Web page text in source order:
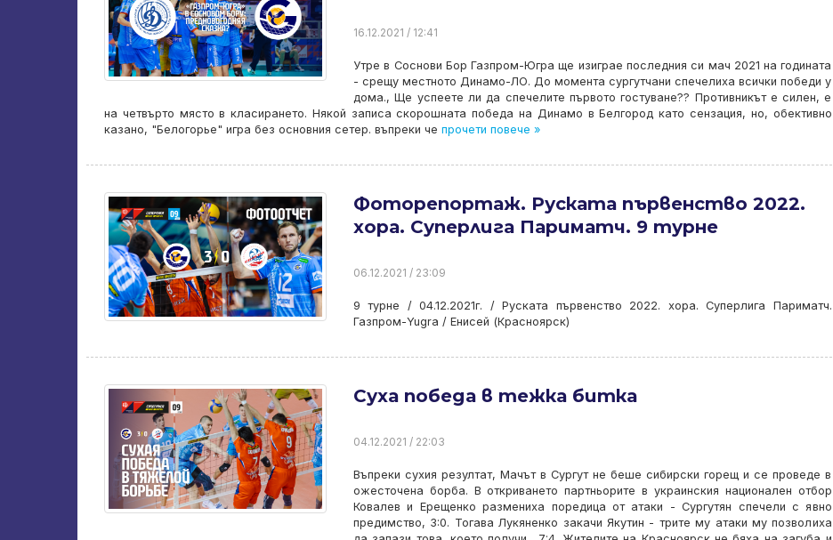
16.12.2021 / 12:41
Утре в Соснови Бор Газпром-Югра ще изиграе последния си мач 2021 на годината
- срещу местното Динамо-ЛО. До момента сургутчани спечелиха всички победи у
дома., Ще успеете ли да спечелите първото гостуване?? Противникът е силен, е
на четвърто място в класирането. Някой записа скорошната победа на Динамо в Белгород като сензация, но, обективно
казано, "Белогорье" игра без основния сетер. въпреки че прочети повече »
Фоторепортаж. Руската първенство 2022.
хора. Суперлига Париматч. 9 турне
06.12.2021 / 23:09
9 турне / 04.12.2021г. / Руската първенство 2022. хора. Суперлига Париматч.
Газпром-Yugra / Енисей (Красноярск)
Суха победа в тежка битка
04.12.2021 / 22:03
Въпреки сухия резултат, Мачът в Сургут не беше сибирски горещ и се проведе в
ожесточена борба. В откриването партньорите в украинския национален отбор
Ковалев и Ерещенко размениха поредица от атаки - Сургутян спечели с явно
предимство, 3:0. Тогава Лукяненко закачи Якутин - трите му атаки му позволиха